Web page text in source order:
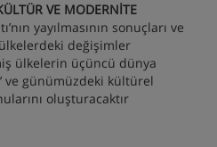
VE MODERNİTE
yayılmasının sonuçları ve
değişimler
ülkelerin üçüncü dünya
ve günümüzdeki kültürel
oluşturacaktır